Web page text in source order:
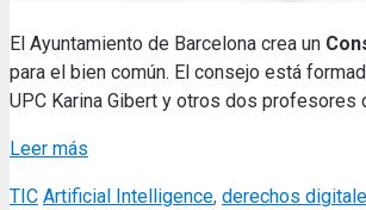
El Ayuntamiento de Barcelona crea un
para el bien común. El consejo está
UPC Karina Gibert y otros dos profesores
Leer más
Categories
TIC Tags
Artificial Intelligence, derechos